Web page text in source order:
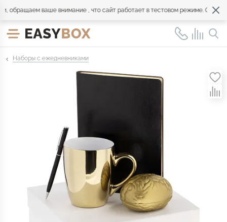
ваше внимание , что сайт работает в тестовом режиме.
Наборы с ежедневниками